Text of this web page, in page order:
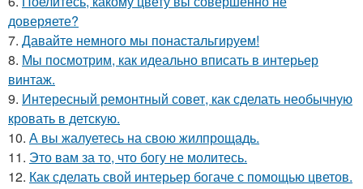
доверяете?
7. Давайте немного мы понастальгируем!
8. Мы посмотрим, как идеально вписать в интерьер
винтаж.
9. Интересный ремонтный совет, как сделать необычную
кровать в детскую.
10. А вы жалуетесь на свою жилпрощадь.
11. Это вам за то, что богу не молитесь.
12. Как сделать свой интерьер богаче с помощью цветов.